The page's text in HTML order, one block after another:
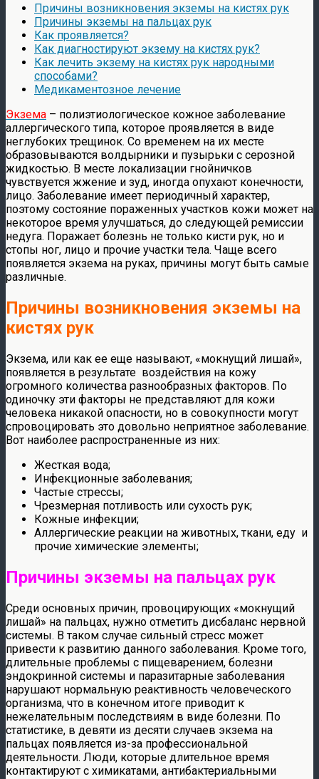
Причины возникновения экземы на кистях рук
Причины экземы на пальцах рук
Как проявляется?
Как диагностируют экзему на кистях рук?
Как лечить экзему на кистях рук народными
способами?
Медикаментозное лечение
Экзема – полиэтиологическое кожное заболевание
аллергического типа, которое проявляется в виде
неглубоких трещинок. Со временем на их месте
образовываются волдырники и пузырьки с серозной
жидкостью. В месте локализации гнойничков
чувствуется жжение и зуд, иногда опухают конечности,
лицо. Заболевание имеет периодичный характер,
поэтому состояние пораженных участков кожи может на
некоторое время улучшаться, до следующей ремиссии
недуга. Поражает болезнь не только кисти рук, но и
стопы ног, лицо и прочие участки тела. Чаще всего
появляется экзема на руках, причины могут быть самые
различные.
Причины возникновения экземы на
кистях рук
Экзема, или как ее еще называют, «мокнущий лишай»,
появляется в результате воздействия на кожу
огромного количества разнообразных факторов. По
одиночку эти факторы не представляют для кожи
человека никакой опасности, но в совокупности могут
спровоцировать это довольно неприятное заболевание.
Вот наиболее распространенные из них:
Жесткая вода;
Инфекционные заболевания;
Частые стрессы;
Чрезмерная потливость или сухость рук;
Кожные инфекции;
Аллергические реакции на животных, ткани, еду и
прочие химические элементы;
Причины экземы на пальцах рук
Среди основных причин, провоцирующих «мокнущий
лишай» на пальцах, нужно отметить дисбаланс нервной
системы. В таком случае сильный стресс может
привести к развитию данного заболевания. Кроме того,
длительные проблемы с пищеварением, болезни
эндокринной системы и паразитарные заболевания
нарушают нормальную реактивность человеческого
организма, что в конечном итоге приводит к
нежелательным последствиям в виде болезни. По
статистике, в девяти из десяти случаев экзема на
пальцах появляется из-за профессиональной
деятельности. Люди, которые длительное время
контактируют с химикатами, антибактериальными